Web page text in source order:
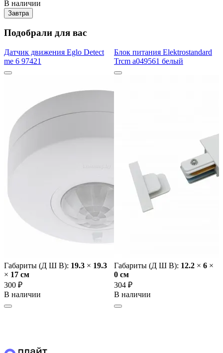
В наличии
Завтра
Подобрали для вас
Датчик движения Eglo Detect
me 6 97421
Габариты (Д Ш В): 19.3 × 19.3
× 17 cм
300 ₽
В наличии
Блок питания Elektrostandard
Trcm a049561 белый
Габариты (Д Ш В): 12.2 × 6 ×
0 cм
304 ₽
В наличии